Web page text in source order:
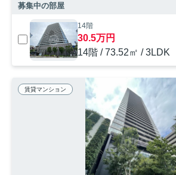
募集中の部屋
14階
30.5万円
14階 / 73.52㎡ / 3LDK
賃貸マンション